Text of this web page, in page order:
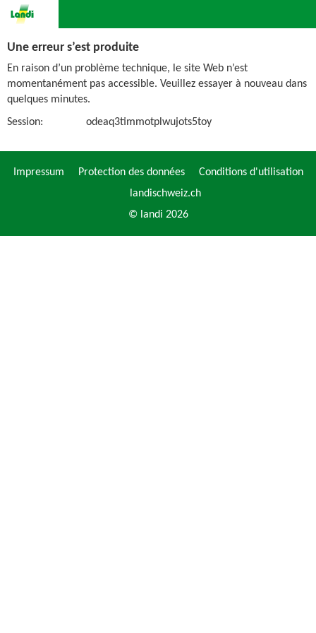
Une erreur s’est produite
En raison d’un problème technique, le site Web n’est
momentanément pas accessible. Veuillez essayer à nouveau dans
quelques minutes.
Session:
odeaq3timmotplwujots5toy
Impressum Protection des données
Conditions d'utilisation
landischweiz.ch
© landi 2026